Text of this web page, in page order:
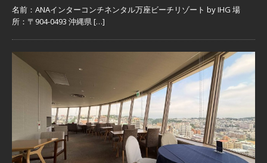
名前：ANAインターコンチネンタル万座ビーチリゾート by IHG 場
所：〒904-0493 沖縄県[…]